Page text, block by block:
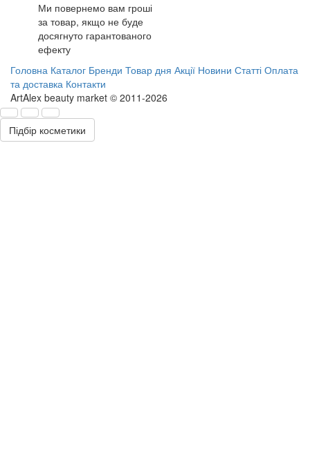
Ми повернемо вам гроші
за товар, якщо не буде
досягнуто гарантованого
ефекту
Головна Каталог Бренди Товар дня Акції Новини Статті Оплата
та доставка Контакти
ArtAlex beauty market © 2011-2026
Підбір косметики